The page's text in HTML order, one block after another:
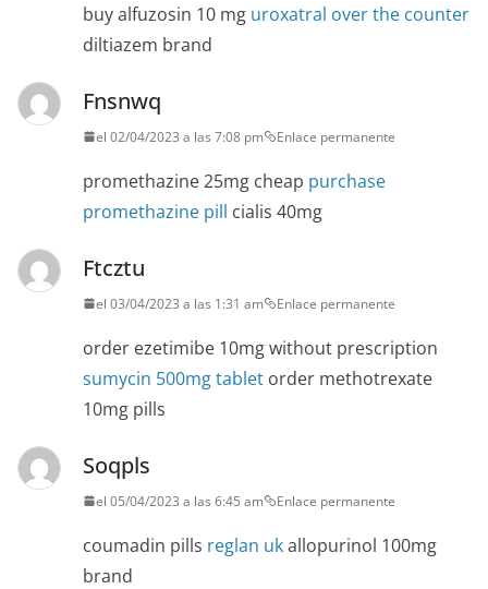
buy alfuzosin 10 mg uroxatral over the counter
diltiazem brand
Fnsnwq
el 02/04/2023 a las 7:08 pm Enlace permanente
promethazine 25mg cheap purchase
promethazine pill cialis 40mg
Ftcztu
el 03/04/2023 a las 1:31 am Enlace permanente
order ezetimibe 10mg without prescription
sumycin 500mg tablet order methotrexate
10mg pills
Soqpls
el 05/04/2023 a las 6:45 am Enlace permanente
coumadin pills reglan ukallopurinol 100mg
brand